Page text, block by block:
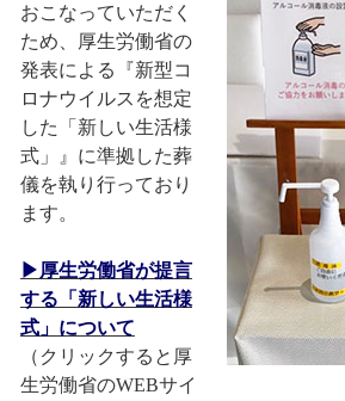
おこなっていただく
ため、厚生労働省の
発表による『新型コ
ロナウイルスを想定
した「新しい生活様
式」』に準拠した葬
儀を執り行っており
ます。
▶厚生労働省が提言
する「新しい生活様
式」について
（クリックすると厚
生労働省のWEBサイ